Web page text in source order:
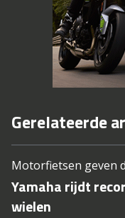
Gerelateerde
Motorfietsen geven
Yamaha rijdt
wielen